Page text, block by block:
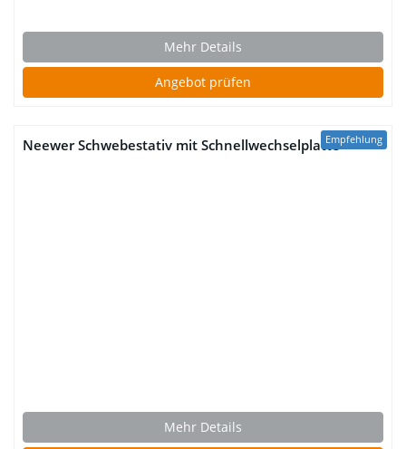
Mehr Details
Angebot prüfen
Empfehlung
Neewer Schwebestativ mit Schnellwechselplatte
Mehr Details